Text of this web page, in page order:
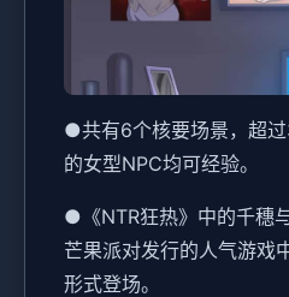
●共有6个核要场景，超
的女型NPC均可经验。
●《NTR狂热》中的千穗
芒果派对发行的人气游戏
形式登场。